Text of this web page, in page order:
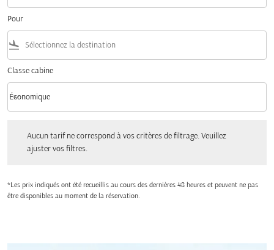
Pour
flight_land
Classe cabine
Classe cabine option Économique Selected
Économique
keyboard_arrow_down
Aucun tarif ne correspond à vos critères de filtrage. Veuillez
ajuster vos filtres.
*Les prix indiqués ont été recueillis au cours des dernières 48 heures et peuvent ne pas
être disponibles au moment de la réservation.